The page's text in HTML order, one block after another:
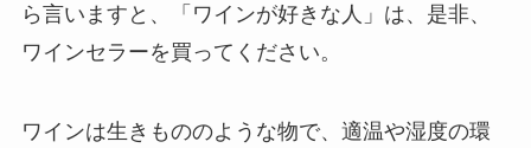
ら言いますと、「ワインが好きな人」は、是非、
ワインセラーを買ってください。
ワインは生きもののような物で、適温や湿度の環